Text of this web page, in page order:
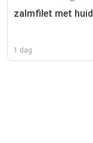
zalmfilet met huid
1 dag